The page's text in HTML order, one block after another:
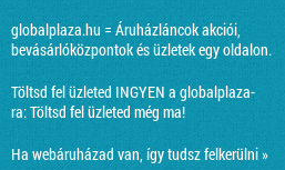
globalplaza.hu = Áruházláncok akciói,
bevásárlóközpontok és üzletek egy oldalon.
Töltsd fel üzleted INGYEN a globalplaza-
ra:Töltsd fel üzleted még ma!
Ha webáruházad van, így tudsz felkerülni »